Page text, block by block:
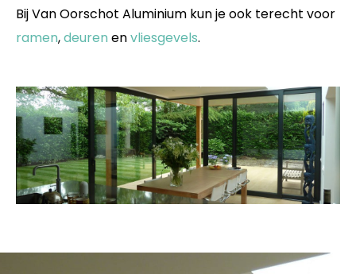
Bij Van Oorschot Aluminium kun je ook terecht voor
ramen,deuren envliesgevels.